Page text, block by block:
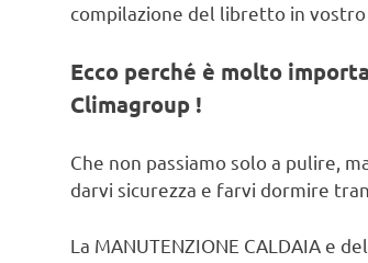
compilazione del libretto in vostro
Ecco perché è molto
Climagroup !
Che non passiamo solo a pulire,
darvi sicurezza e farvi dormire
La MANUTENZIONE CALDAIA e